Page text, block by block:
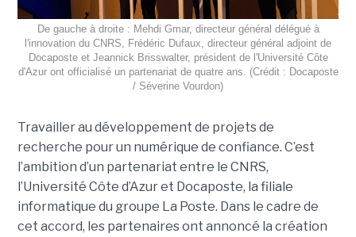
De gauche à droite : Mehdi Gmar, directeur général délégué à
l'innovation du CNRS, Frédéric Dufaux, directeur général adjoint de
Docaposte et Jeannick Brisswalter, président de l'Université Côte
d'Azur ont officialisé un partenariat de quatre ans. (Crédit : Docaposte
/ Séverine Vourdon)
Travailler au développement de projets de
recherche pour un numérique de confiance. C’est
l’ambition d’un partenariat entre le CNRS,
l’Université Côte d’Azur et Docaposte, la filiale
informatique du groupe La Poste. Dans le cadre de
cet accord, les partenaires ont annoncé la création